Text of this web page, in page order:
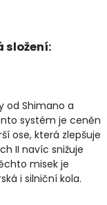
složení:
od Shimano a
systém je ceněn
ose, která zlepšuje
II navíc snižuje
misek je
i silniční kola.